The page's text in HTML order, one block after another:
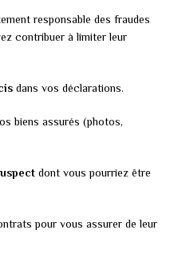
responsable des fraudes
contribuer à limiter leur
dans vos déclarations.
biens assurés (photos,
dont vous pourriez être
pour vous assurer de leur